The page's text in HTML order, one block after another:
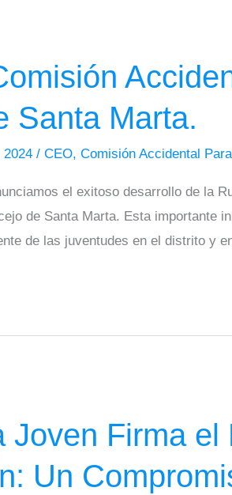
Santa Marta.
2024 / CEO, Comisión Accidental
el exitoso desarrollo de la
de Santa Marta. Esta importante
de las juventudes en el distrito y
Joven Firma
Un